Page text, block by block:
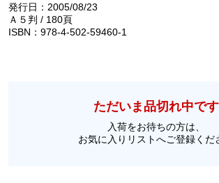
発行日：2005/08/23
Ａ５判 / 180頁
ISBN：978-4-502-59460-1
ただいま品切れ中です
入荷をお待ちの方は、
お気に入りリストへご登録くだ